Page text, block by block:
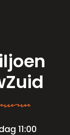
11:00